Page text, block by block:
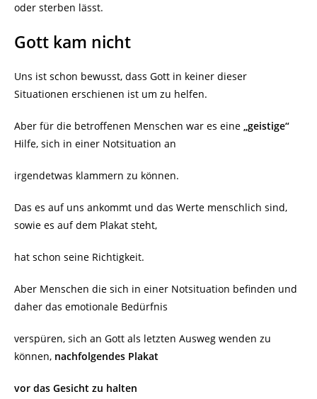
oder sterben lässt.
Gott kam nicht
Uns ist schon bewusst, dass Gott in keiner dieser
Situationen erschienen ist um zu helfen.
Aber für die betroffenen Menschen war es eine „geistige“
Hilfe, sich in einer Notsituation an
irgendetwas klammern zu können.
Das es auf uns ankommt und das Werte menschlich sind,
sowie es auf dem Plakat steht,
hat schon seine Richtigkeit.
Aber Menschen die sich in einer Notsituation befinden und
daher das emotionale Bedürfnis
verspüren, sich an Gott als letzten Ausweg wenden zu
können, nachfolgendes Plakat
vor das Gesicht zu halten